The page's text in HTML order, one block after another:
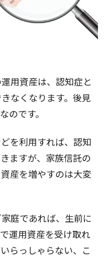
用資産は、認知症と
なくなります。後見
のです。
を利用すれば、認知
ますが、家族信託の
産を増やすのは大変
庭であれば、生前に
運用資産を受け取れ
らっしゃらない、こ